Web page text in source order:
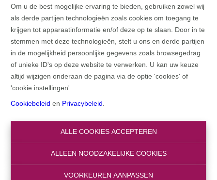
Om u de best mogelijke ervaring te bieden, gebruiken zowel wij
als derde partijen technologieën zoals cookies om toegang te
krijgen tot apparaatinformatie en/of deze op te slaan. Door in te
stemmen met deze technologieën, stelt u ons en derde partijen
in de mogelijkheid persoonlijke gegevens zoals browsegedrag
of unieke ID's op deze website te verwerken. U kan uw keuze
altijd wijzigen onderaan de pagina via de optie 'cookies' of
'cookie instellingen'.
Cookiebeleid en Privacybeleid
ALLE COOKIES ACCEPTEREN
ALLEEN NOODZAKELIJKE COOKIES
VOORKEUREN AANPASSEN
HOME
HOME